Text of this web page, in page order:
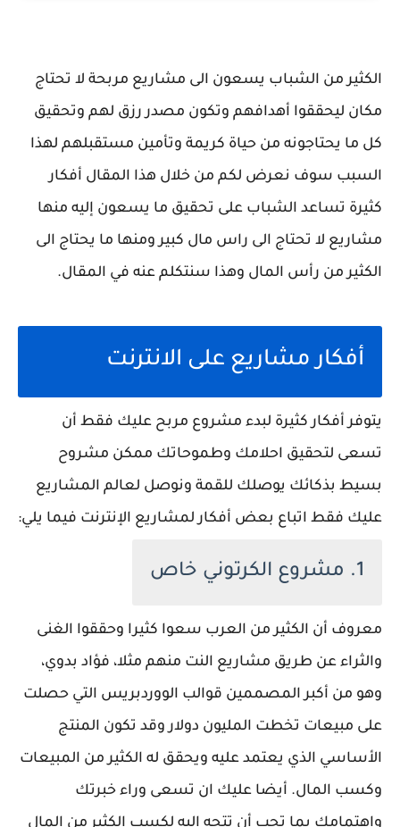
الكثير من الشباب يسعون الى مشاريع مربحة لا تحتاج
مكان ليحققوا أهدافهم وتكون مصدر رزق لهم وتحقيق
كل ما يحتاجونه من حياة كريمة وتأمين مستقبلهم لهذا
السبب سوف نعرض لكم من خلال هذا المقال أفكار
كثيرة تساعد الشباب على تحقيق ما يسعون إليه منها
مشاريع لا تحتاج الى راس مال كبير ومنها ما يحتاج الى
الكثير من رأس المال وهذا سنتكلم عنه في المقال.
أفكار مشاريع على الانترنت
يتوفر أفكار كثيرة لبدء مشروع مربح عليك فقط أن
تسعى لتحقيق احلامك وطموحاتك ممكن مشروح
بسيط بذكائك يوصلك للقمة ونوصل لعالم المشاريع
عليك فقط اتباع بعض أفكار لمشاريع الإنترنت فيما يلي:
1. مشروع الكرتوني خاص
معروف أن الكثير من العرب سعوا كثيرا وحققوا الغنى
والثراء عن طريق مشاريع النت منهم مثلا، فؤاد بدوي،
وهو من أكبر المصممين قوالب الووردبريس التي حصلت
على مبيعات تخطت المليون دولار وقد تكون المنتج
الأساسي الذي يعتمد عليه ويحقق له الكثير من المبيعات
وكسب المال. أيضا عليك ان تسعى وراء خبرتك
واهتمامك بما تحب أن تتجه إليه لكسب الكثير من المال